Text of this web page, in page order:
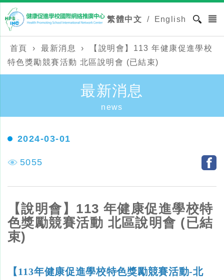
繁體中文 / English
首頁 › 最新消息 ›
【說明會】113 年健康促進學校
特色獎勵競賽活動 北區說明會 (已結束)
最新消息
news
5055
2024-03-01
【說明會】113 年健康促進學校特
色獎勵競賽活動 北區說明會 (已結
束)
【113年健康促進學校特色獎勵競賽活動-北